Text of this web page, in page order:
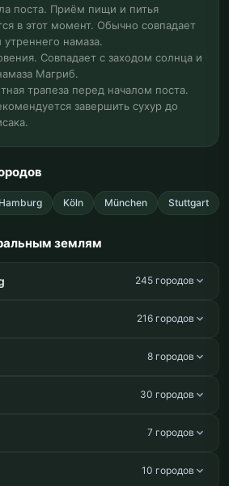
поста. Приём пищи и питья
в этот момент. Обычно совпадает
намаза.
Совпадает с заходом солнца и
Магриб.
трапеза перед началом поста.
завершить сухур до
Hamburg Köln München Stuttgart
землям
245 городов
216 городов
8 городов
30 городов
7 городов
10 городов